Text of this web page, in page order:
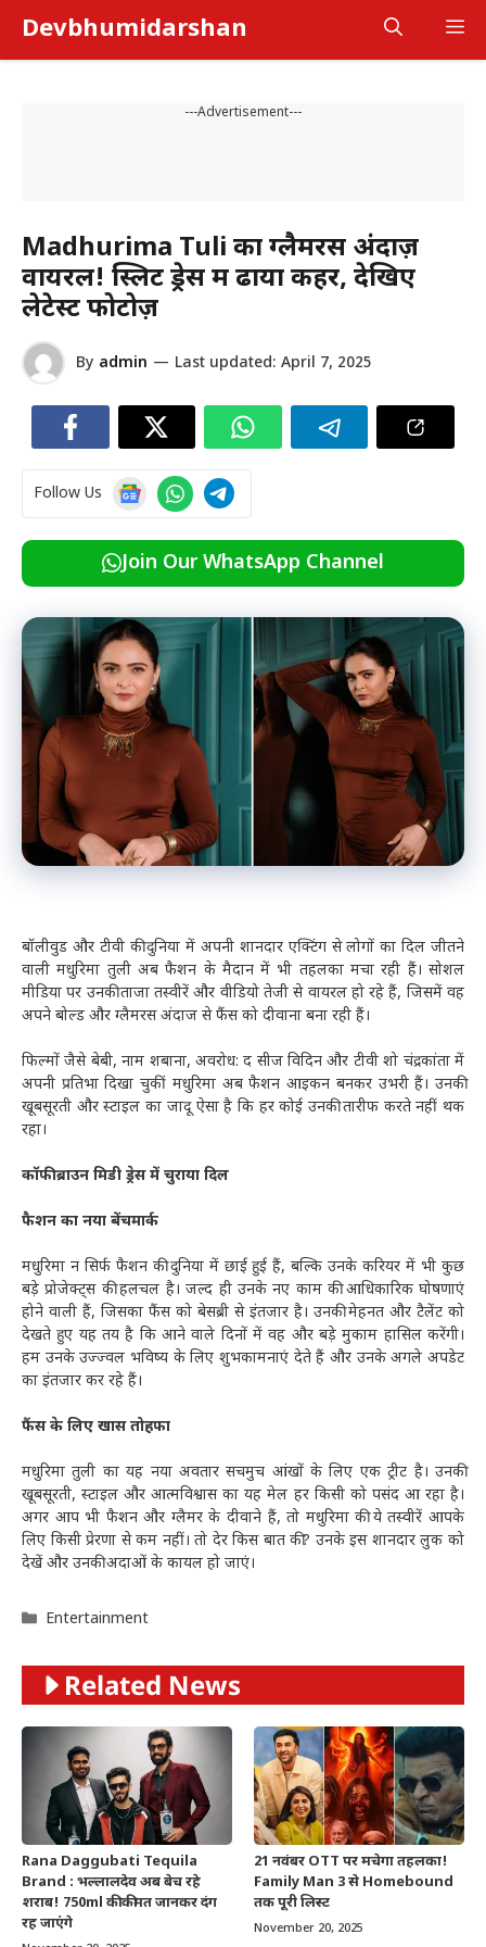
content
Devbhumidarshan
---Advertisement---
Madhurima Tuli का ग्लैमरस अंदाज़
वायरल! स्लिट ड्रेस में ढाया कहर, देखिए
लेटेस्ट फोटोज़
By admin — Last updated: April 7, 2025
Follow Us
Join Our WhatsApp Channel
बॉलीवुड और टीवी की दुनिया में अपनी शानदार एक्टिंग से लोगों का दिल जीतने
वाली मधुरिमा तुली अब फैशन के मैदान में भी तहलका मचा रही हैं। सोशल
मीडिया पर उनकी ताजा तस्वीरें और वीडियो तेजी से वायरल हो रहे हैं, जिसमें वह
अपने बोल्ड और ग्लैमरस अंदाज से फैंस को दीवाना बना रही हैं।
फिल्मों जैसे बेबी, नाम शबाना, अवरोध: द सीज विदिन और टीवी शो चंद्रकांता में
अपनी प्रतिभा दिखा चुकीं मधुरिमा अब फैशन आइकन बनकर उभरी हैं। उनकी
खूबसूरती और स्टाइल का जादू ऐसा है कि हर कोई उनकी तारीफ करते नहीं थक
रहा।
कॉफी ब्राउन मिडी ड्रेस में चुराया दिल
फैशन का नया बेंचमार्क
मधुरिमा न सिर्फ फैशन की दुनिया में छाई हुई हैं, बल्कि उनके करियर में भी कुछ
बड़े प्रोजेक्ट्स की हलचल है। जल्द ही उनके नए काम की आधिकारिक घोषणाएं
होने वाली हैं, जिसका फैंस को बेसब्री से इंतजार है। उनकी मेहनत और टैलेंट को
देखते हुए यह तय है कि आने वाले दिनों में वह और बड़े मुकाम हासिल करेंगी।
हम उनके उज्ज्वल भविष्य के लिए शुभकामनाएं देते हैं और उनके अगले अपडेट
का इंतजार कर रहे हैं।
फैंस के लिए खास तोहफा
मधुरिमा तुली का यह नया अवतार सचमुच आंखों के लिए एक ट्रीट है। उनकी
खूबसूरती, स्टाइल और आत्मविश्वास का यह मेल हर किसी को पसंद आ रहा है।
अगर आप भी फैशन और ग्लैमर के दीवाने हैं, तो मधुरिमा की ये तस्वीरें आपके
लिए किसी प्रेरणा से कम नहीं। तो देर किस बात की? उनके इस शानदार लुक को
देखें और उनकी अदाओं के कायल हो जाएं।
Categories
Entertainment
Related News
Rana Daggubati Tequila
Brand : भल्लालदेव अब बेच रहे
शराब! 750ml की कीमत जानकर दंग
रह जाएंगे
21 नवंबर OTT पर मचेगा तहलका!
Family Man 3 से Homebound
तक पूरी लिस्ट
November 20, 2025